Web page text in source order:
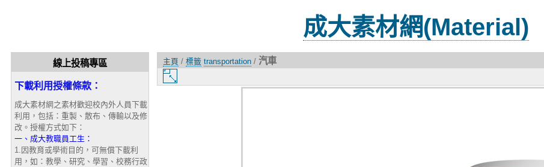
成大素材網(Material)
線上投稿專區
下載利用授權條款：
成大素材網之素材歡迎校內外人員下載
利用，包括：重製、散布、傳輸以及修
改。授權方式如下：
一、成大教職員工生：
1.因教育或學術目的，可無償下載利
用，如：教學、研究、學習、校務行政
主頁 / 標籤 transportation / 汽車
片